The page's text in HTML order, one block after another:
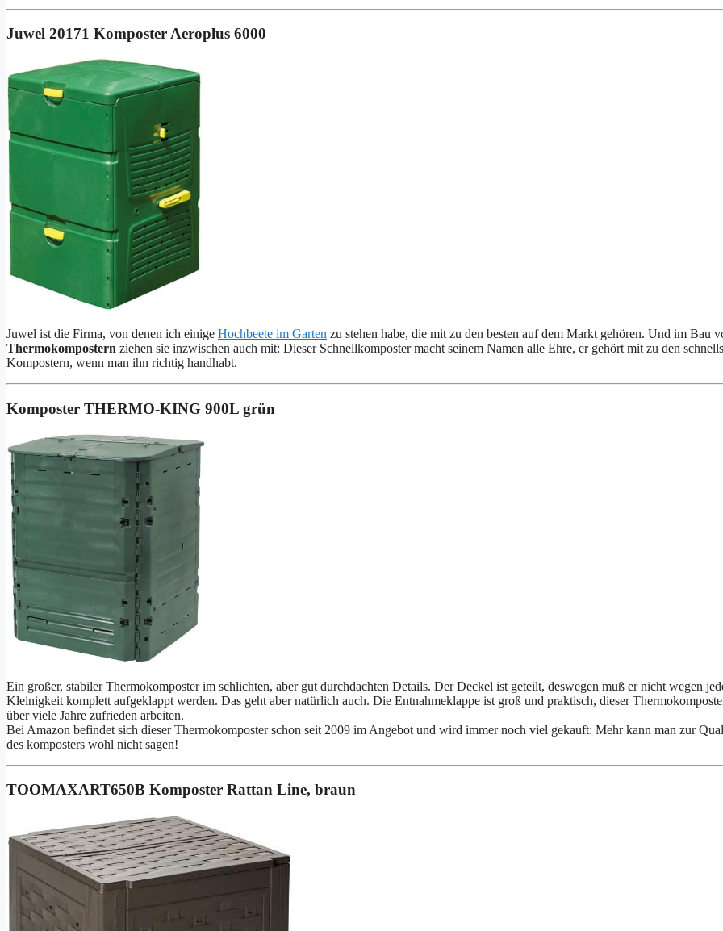
Juwel 20171 Komposter Aeroplus 6000
Juwel ist die Firma, von denen ich einige Hochbeete im Garten zu stehen habe, die mit zu den besten auf dem Markt gehören. Und im Bau
Thermokompostern ziehen sie inzwischen auch mit: Dieser Schnellkomposter macht seinem Namen alle Ehre, er gehört mit zu den
Kompostern, wenn man ihn richtig handhabt.
Komposter THERMO-KING 900L grün
Ein großer, stabiler Thermokomposter im schlichten, aber gut durchdachten Details. Der Deckel ist geteilt, deswegen muß er nicht wegen
Kleinigkeit komplett aufgeklappt werden. Das geht aber natürlich auch. Die Entnahmeklappe ist groß und praktisch, dieser
über viele Jahre zufrieden arbeiten.
Bei Amazon befindet sich dieser Thermokomposter schon seit 2009 im Angebot und wird immer noch viel gekauft: Mehr kann man zur
des komposters wohl nicht sagen!
TOOMAXART650B Komposter Rattan Line, braun